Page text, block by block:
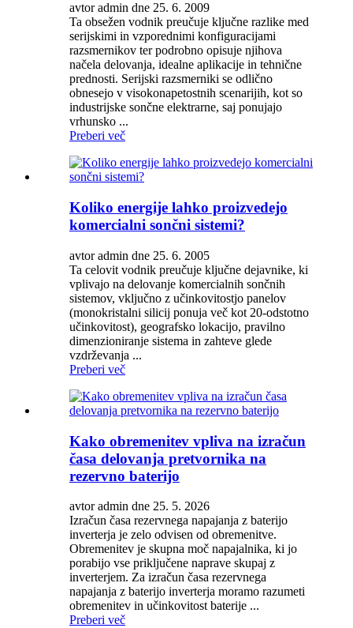
avtor admin dne 25. 6. 2009
Ta obsežen vodnik preučuje ključne razlike med
serijskimi in vzporednimi konfiguracijami
razsmernikov ter podrobno opisuje njihova
načela delovanja, idealne aplikacije in tehnične
prednosti. Serijski razsmerniki se odlično
obnesejo v visokonapetostnih scenarijih, kot so
industrijske sončne elektrarne, saj ponujajo
vrhunsko ...
Preberi več
Koliko energije lahko proizvedejo
komercialni sončni sistemi?
avtor admin dne 25. 6. 2005
Ta celovit vodnik preučuje ključne dejavnike, ki
vplivajo na delovanje komercialnih sončnih
sistemov, vključno z učinkovitostjo panelov
(monokristalni silicij ponuja več kot 20-odstotno
učinkovitost), geografsko lokacijo, pravilno
dimenzioniranje sistema in zahteve glede
vzdrževanja ...
Preberi več
Kako obremenitev vpliva na izračun
časa delovanja pretvornika na
rezervno baterijo
avtor admin dne 25. 5. 2026
Izračun časa rezervnega napajanja z baterijo
inverterja je zelo odvisen od obremenitve.
Obremenitev je skupna moč napajalnika, ki jo
porabijo vse priključene naprave skupaj z
inverterjem. Za izračun časa rezervnega
napajanja z baterijo inverterja moramo razumeti
obremenitev in učinkovitost baterije ...
Preberi več